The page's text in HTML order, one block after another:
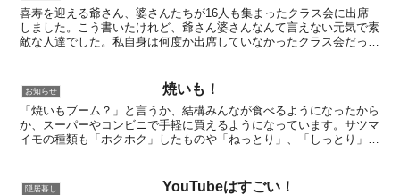
喜寿を迎える爺さん、婆さんたちが16人も集まったクラス会に出席
しました。こう書いたけれど、爺さん婆さんなんて言えない元気で素
敵な人達でした。私自身は何度か出席していなかったクラス会だった
お知らせ 焼いも！
「焼いもブーム？」と言うか、結構みんなが食べるようになったから
か、スーパーやコンビニで手軽に買えるようになっています。サツマ
イモの種類も「ホクホク」したものや「ねっとり」、「しっとり」な
隠居暮し YouTubeはすごい！